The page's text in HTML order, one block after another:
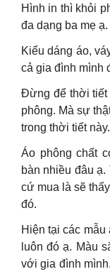
Hình in thì khỏi
đa dạng ba mẹ ạ.
Kiểu dáng áo,
cả gia đình mình
Đừng để thời tiết
phông. Mà sự
trong thời tiết này.
Áo phông chất
bàn nhiều đâu
cứ mua là sẽ
đó.
Hiện tại các mẫu
luôn đó ạ. Màu
với gia đình